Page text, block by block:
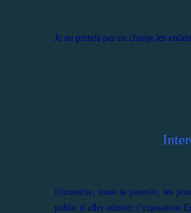
Je ne prends pas en charge les
Dimanche, toute la journée, les
public d’aller admirer l’exposition